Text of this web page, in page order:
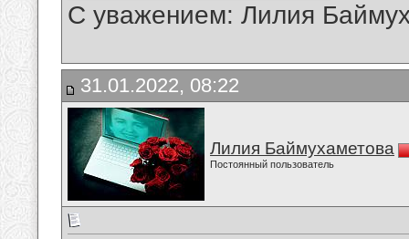
С уважением: Лилия
31.01.2022, 08:22
Лилия Баймухаметова
Постоянный пользователь